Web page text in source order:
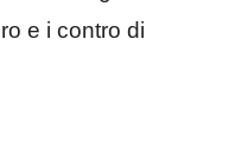
e i contro di